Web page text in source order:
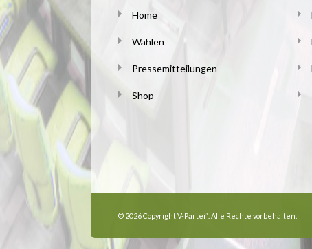
Home
Wahlen
Pressemitteilungen
Shop
© 2026 Copyright V-Partei³. Alle Rechte vorbehalten.